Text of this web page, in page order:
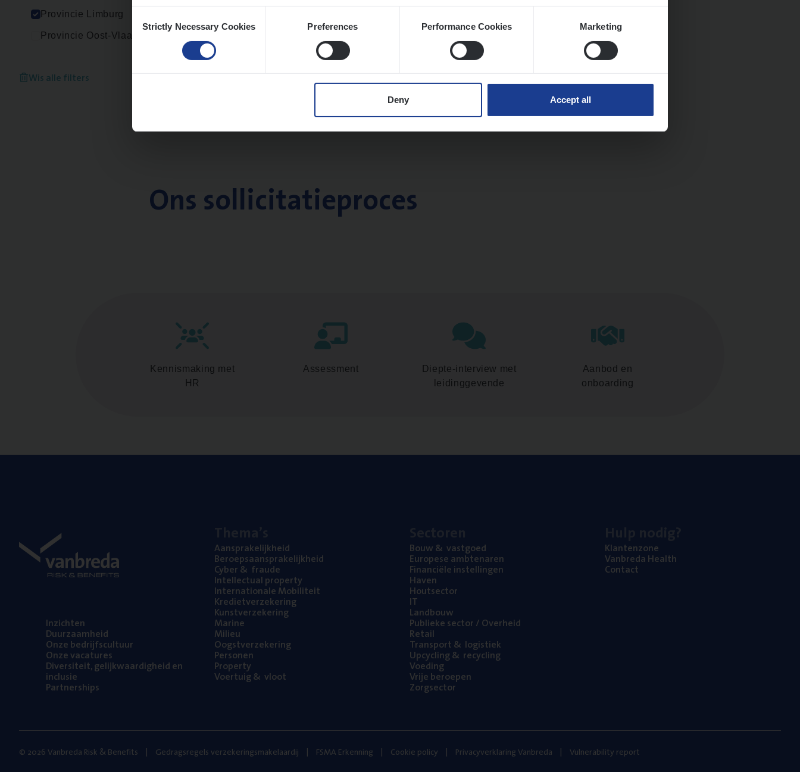
Selection
Strictly Necessary Cookies Preferences Performance Cookies Marketing
Deny Accept all
Provincie Limburg
Provincie Oost-Vlaanderen
Wis alle filters
Ons sollicitatieproces
Kennismaking met
HR
Assessment
Diepte-interview met
leidinggevende
Aanbod en
onboarding
Inzich­ten
Duur­zaam­heid
Onze bedrijfs­cul­tuur
Onze vaca­tu­res
Diver­si­teit, gelijk­waar­dig­heid en
inclusie
Part­ner­ships
Aan­spra­ke­lijk­heid
Beroeps­aan­spra­ke­lijk­heid
Cyber& fraude
Intel­lec­tu­al property
Inter­na­ti­o­na­le Mobiliteit
Kre­diet­ver­ze­ke­ring
Kunst­ver­ze­ke­ring
Mari­ne
Mili­eu
Oogst­ver­ze­ke­ring
Per­so­nen
Pro­per­ty
Voer­tuig& vloot
Bouw& vastgoed
Euro­pe­se ambtenaren
Finan­ci­ë­le instellingen
Haven
Hout­sec­tor
IT
Land­bouw
Publie­ke sec­tor / Overheid
Retail
Trans­port& logistiek
Upcy­cling& recycling
Voe­ding
Vrije beroe­pen
Zorg­sec­tor
Klan­ten­zo­ne
Van­b­re­da Health
Con­tact
© 2026 Vanbreda Risk & Benefits Gedragsregels verzekeringsmakelaardij FSMA Erkenning Cookie policy Privacyverklaring Vanbreda Vulnerability report